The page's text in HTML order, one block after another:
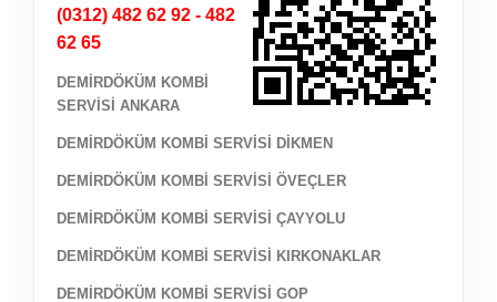
(0312) 482 62 92 - 482
62 65
DEMİRDÖKÜM KOMBİ
SERVİSİ ANKARA
DEMİRDÖKÜM KOMBİ SERVİSİ DİKMEN
DEMİRDÖKÜM KOMBİ SERVİSİ ÖVEÇLER
DEMİRDÖKÜM KOMBİ SERVİSİ ÇAYYOLU
DEMİRDÖKÜM KOMBİ SERVİSİ KIRKONAKLAR
DEMİRDÖKÜM KOMBİ SERVİSİ GOP